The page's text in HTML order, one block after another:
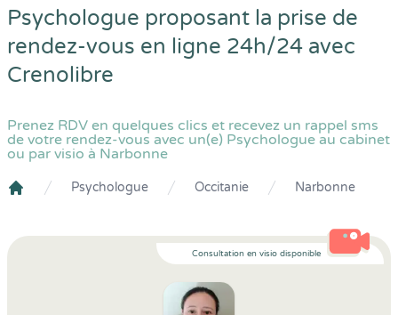
Psychologue proposant la prise de
rendez-vous en ligne 24h/24 avec
Crenolibre
Prenez RDV en quelques clics et recevez un rappel sms
de votre rendez-vous avec un(e) Psychologue au cabinet
ou par visio à Narbonne
Psychologue Occitanie Narbonne
Consultation en visio disponible